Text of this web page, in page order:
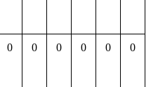
0 0 0 0 0 0